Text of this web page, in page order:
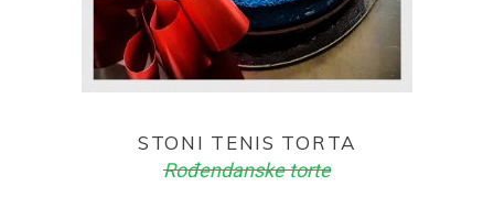
STONI TENIS TORTA
Rođendanske torte